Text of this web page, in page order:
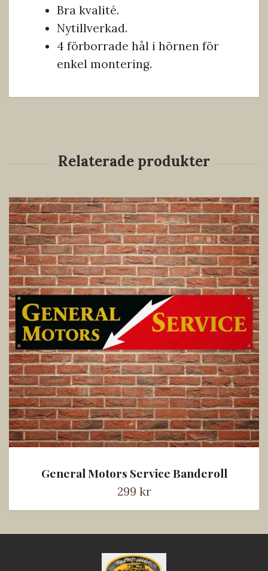
Bra kvalité.
Nytillverkad.
4 förborrade hål i hörnen för
enkel montering.
General Motors Service Banderoll
299 kr